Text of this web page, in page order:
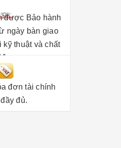
được Bảo hành
ngày bàn giao
thuật và chất
đơn tài chính
đủ.